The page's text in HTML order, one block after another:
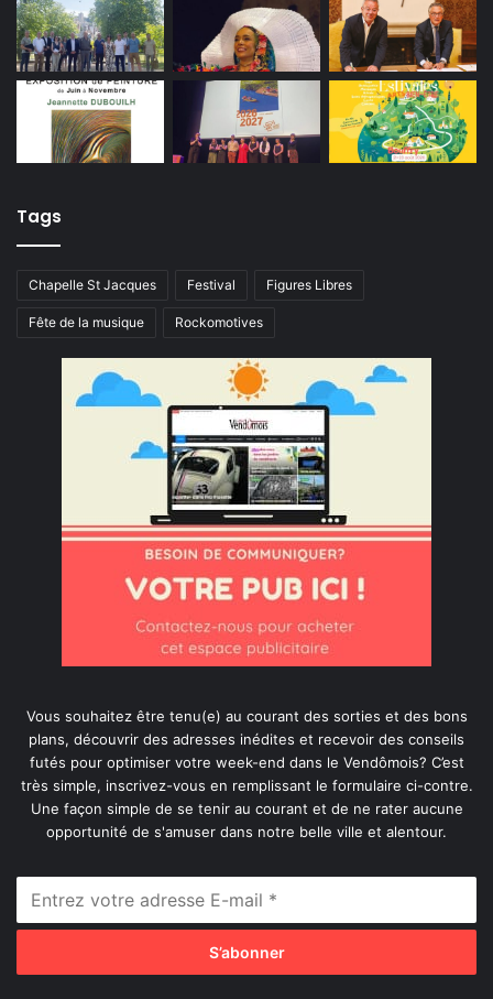
Tags
Chapelle St Jacques Festival Figures Libres
Fête de la musique Rockomotives
Vous souhaitez être tenu(e) au courant des sorties et des bons
plans, découvrir des adresses inédites et recevoir des conseils
futés pour optimiser votre week-end dans le Vendômois? C’est
très simple, inscrivez-vous en remplissant le formulaire ci-contre.
Une façon simple de se tenir au courant et de ne rater aucune
opportunité de s'amuser dans notre belle ville et alentour.